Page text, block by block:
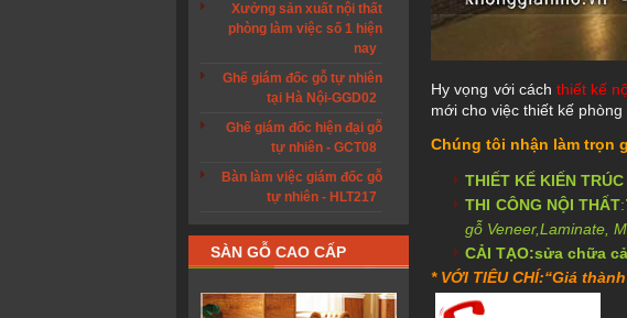
Xưởng sản xuất nội thất
phòng làm việc số 1 hiện
nay
Ghế giám đốc gỗ tự nhiên
tại Hà Nội-GGD02
Ghế giám đốc hiện đại gỗ
tự nhiên - GCT08
Bàn làm việc giám đốc gỗ
tự nhiên - HLT217
SÀN GỖ CAO CẤP
Hy vọng với cách thiết kế
mới cho việc thiết kế
Chúng tôi nhận làm trọn
THIẾT KẾ KIẾN
THI CÔNG NỘI THẤT:
gỗ Veneer,Laminate ,
CẢI TẠO:sửa chữa
* VỚI TIÊU CHÍ:“Giá